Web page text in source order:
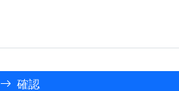
確認